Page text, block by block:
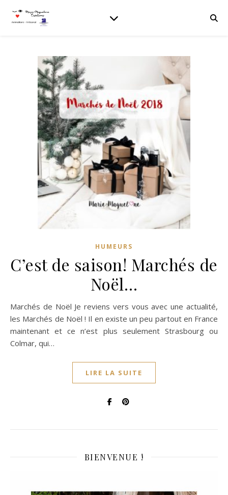
HUMEURS
C’est de saison! Marchés de
Noël…
Marchés de Noël Je reviens vers vous avec une actualité,
les Marchés de Noël ! Il en existe un peu partout en France
maintenant et ce n’est plus seulement Strasbourg ou
Colmar, qui…
LIRE LA SUITE
BIENVENUE !